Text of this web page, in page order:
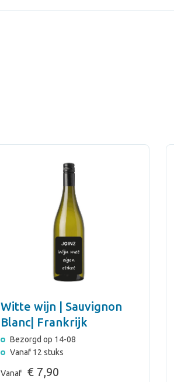
Witte wijn | Sauvignon
Blanc| Frankrijk
Bezorgd op 14-08
Vanaf 12 stuks
Vanaf € 7,90